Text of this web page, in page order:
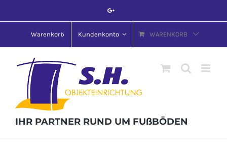
to
Google+
Warenkorb Kundenkonto WARENKORB
IHR PARTNER RUND UM FUßBÖDEN